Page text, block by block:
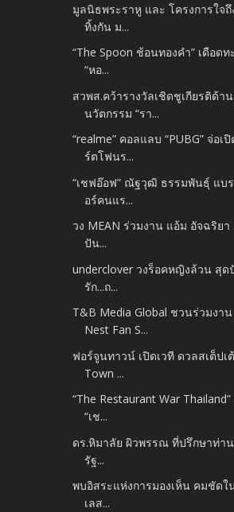
มูลนิธพระราหู และ โครงการใจถึ
ทิ้งกัน ม...
“The Spoon ช้อนทองคำ” เดือดท
“หอ...
สวพส.คว้ารางวัลเชิดชูเกียรติด้า
นวัตกรรม “รา...
“realme” คอลแลบ “PUBG” จ่อเ
ร์ตโฟนร...
“เชฟอ๊อฟ” ณัฐวุฒิ ธรรมพันธุ์ แบ
อร์คนแร...
วง MEAN ร่วมงาน แอ้ม อัจฉริย
ปัน...
underclover วงร็อคหญิงล้วน สุด
รัก...ถ...
T&B Media Global ชวนร่วมงา
Nest Fan S...
ฟอร์จูนทาวน์ เปิดเวที ดวลสเต็ปเ
Town ...
“The Restaurant War
“เช...
ดร.หิมาลัย ผิวพรรณ ที่ปรึกษาท่า
รัฐ...
พบอิสระแห่งการมองเห็น คมชัด
เลส...